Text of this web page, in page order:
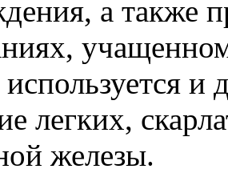
а также
и
легких,
железы.